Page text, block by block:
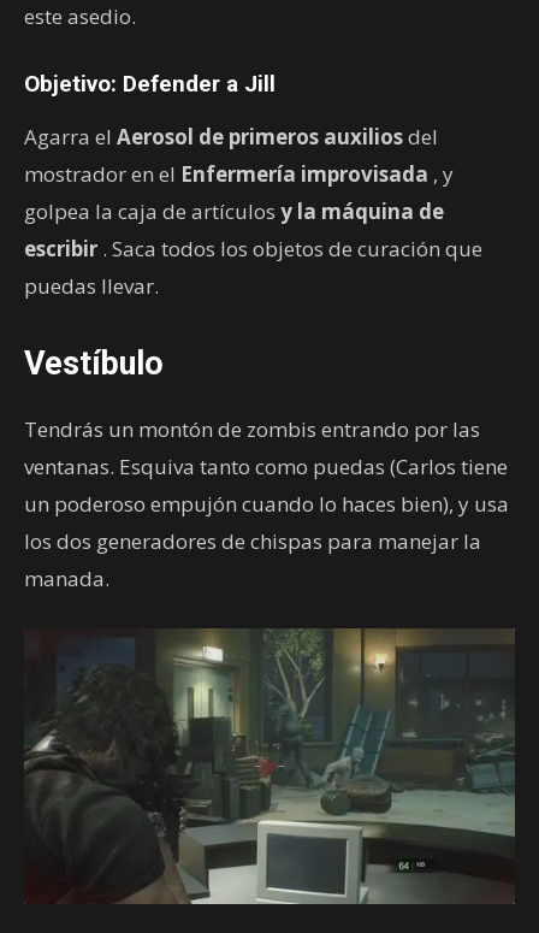
este asedio.
Objetivo: Defender a Jill
Agarra el Aerosol de primeros auxiliosdel
mostrador en el Enfermería improvisada , y
golpea la caja de artículos y la máquina de
escribir . Saca todos los objetos de curación que
puedas llevar.
Vestíbulo
Tendrás un montón de zombis entrando por las
ventanas. Esquiva tanto como puedas (Carlos tiene
un poderoso empujón cuando lo haces bien), y usa
los dos generadores de chispas para manejar la
manada.